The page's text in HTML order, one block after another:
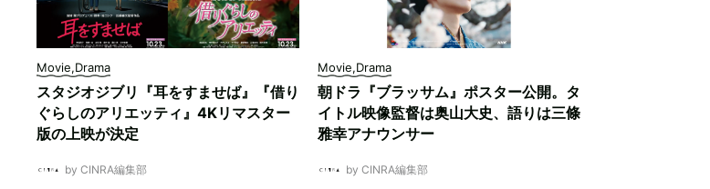
Movie,Drama
スタジオジブリ『耳をすませば』『借り
ぐらしのアリエッティ』4Kリマスター
版の上映が決定
by CINRA編集部
Movie,Drama
朝ドラ『ブラッサム』ポスター公開。タ
イトル映像監督は奥山大史、語りは三條
雅幸アナウンサー
by CINRA編集部